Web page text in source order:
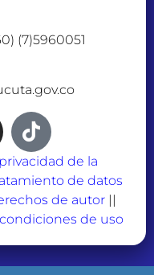
(7)5960051
de la
de datos
de autor||
de uso